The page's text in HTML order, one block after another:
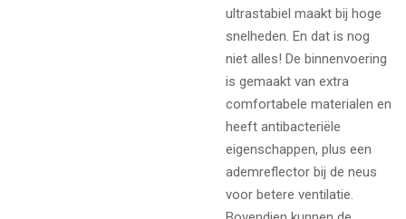
ultrastabiel maakt bij hoge
snelheden. En dat is nog
niet alles! De binnenvoering
is gemaakt van extra
comfortabele materialen en
heeft antibacteriële
eigenschappen, plus een
ademreflector bij de neus
voor betere ventilatie.